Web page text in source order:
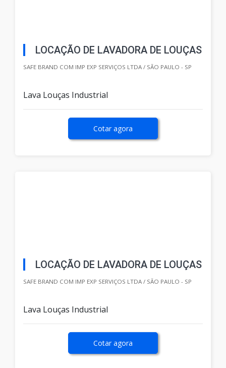
LOCAÇÃO DE LAVADORA DE LOUÇAS
SAFE BRAND COM IMP EXP SERVIÇOS LTDA / SÃO PAULO - SP
Lava Louças Industrial
Cotar agora
LOCAÇÃO DE LAVADORA DE LOUÇAS
SAFE BRAND COM IMP EXP SERVIÇOS LTDA / SÃO PAULO - SP
Lava Louças Industrial
Cotar agora